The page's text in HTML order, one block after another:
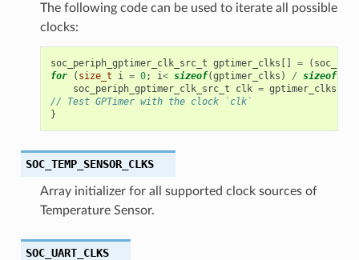
The following code can be used to iterate all possible
clocks:
soc_periph_gptimer_clk_src_t gptimer_clks [] = (
for
( size_t i = 0; i< sizeof(gptimer_clks ) / sizeof(
soc_periph_gptimer_clk_src_t
clk = gptimer_clks
// Test GPTimer with the clock `clk`
}
SOC_TEMP_SENSOR_CLKS
Array initializer for all supported clock sources of
Temperature Sensor.
SOC_UART_CLKS